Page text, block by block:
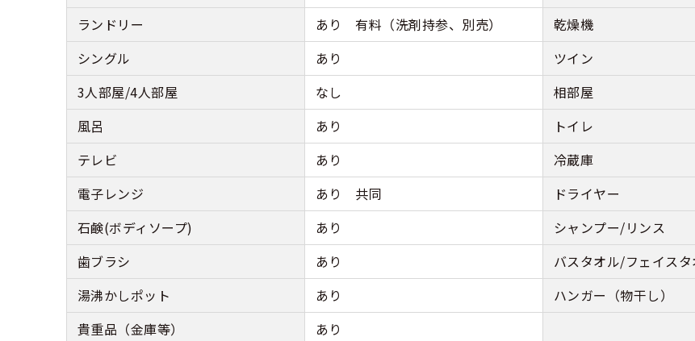
ランドリー
あり 有料（洗剤持参、別売） 乾燥機
シングル
あり ツイン
3人部屋/4人部屋
なし 相部屋
風呂
あり トイレ
テレビ
あり 冷蔵庫
電子レンジ
あり 共同 ドライヤー
石鹸(ボディソープ)
あり シャンプー/リンス
歯ブラシ
あり バスタオル/フェイスタ
湯沸かしポット
あり ハンガー（物干し）
貴重品（金庫等）
あり